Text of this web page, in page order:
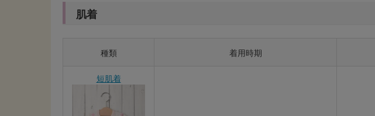
肌着
種類 着用時期
短肌着